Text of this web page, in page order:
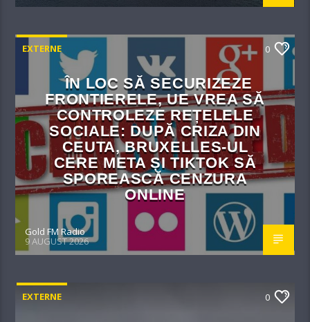
EXTERNE 0
ÎN LOC SĂ SECURIZEZE
FRONTIERELE, UE VREA SĂ
CONTROLEZE REȚELELE
SOCIALE: DUPĂ CRIZA DIN
CEUTA, BRUXELLES-UL
CERE META ȘI TIKTOK SĂ
SPOREASCĂ CENZURA
ONLINE
Gold FM Radio
9 AUGUST 2026
EXTERNE 0